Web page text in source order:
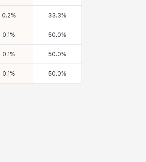
0.2% 33.3%
0.1 % 50.0%
0.1 % 50.0%
0.1 % 50.0%